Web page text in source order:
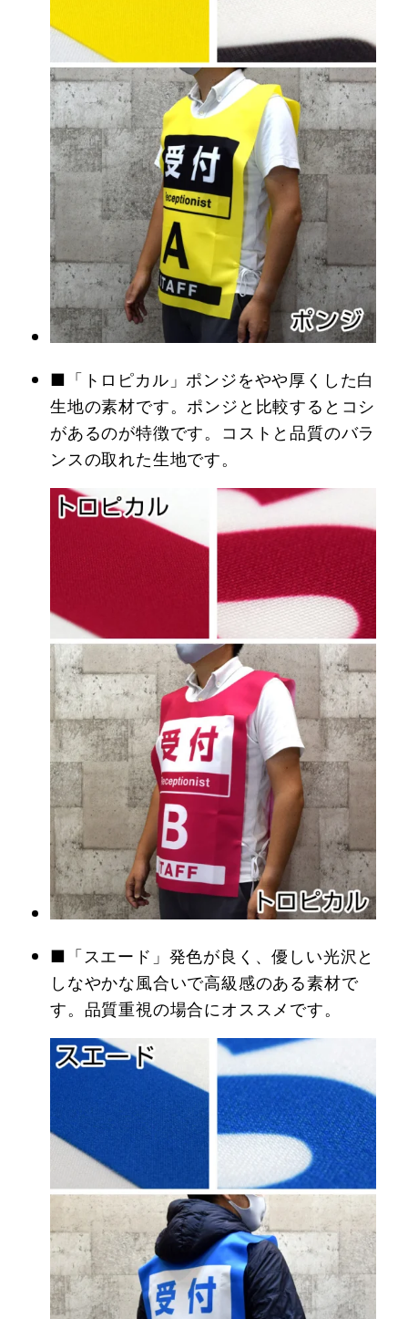
■「トロピカル」ポンジをやや厚くした白
生地の素材です。ポンジと比較するとコシ
があるのが特徴です。コストと品質のバラ
ンスの取れた生地です。
■「スエード」発色が良く、優しい光沢と
しなやかな風合いで高級感のある素材で
す。品質重視の場合にオススメです。